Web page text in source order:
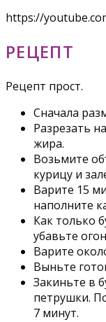
https://
РЕЦЕПТ
Рецепт прост.
Сначала
Разрезать
жира.
Возьмите
курицу и
Варите 15
наполните
Как только
убавьте
Варите
Выньте
Закиньте в
петрушки.
7 минут.